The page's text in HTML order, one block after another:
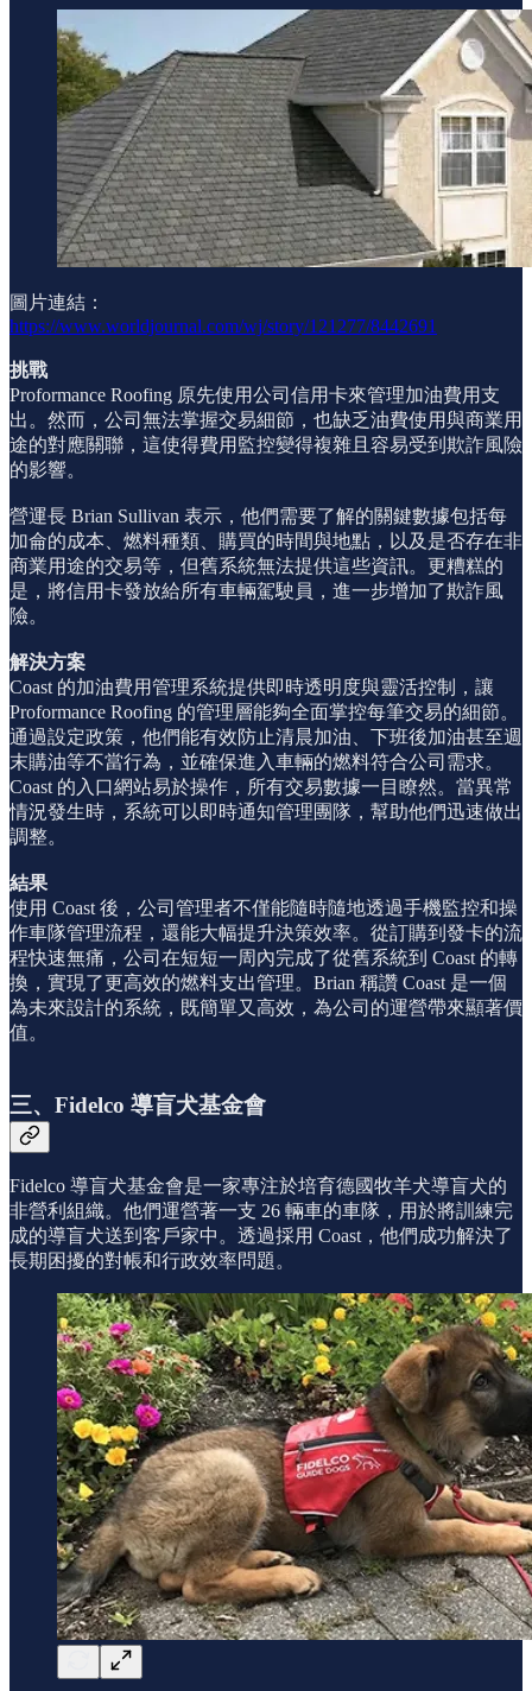
圖片連結：
https://www.worldjournal.com/wj/story/121277/8442691
挑戰
Proformance Roofing 原先使用公司信用卡來管理加油費用支
出。然而，公司無法掌握交易細節，也缺乏油費使用與商業用
途的對應關聯，這使得費用監控變得複雜且容易受到欺詐風險
的影響。
營運長 Brian Sullivan 表示，他們需要了解的關鍵數據包括每
加侖的成本、燃料種類、購買的時間與地點，以及是否存在非
商業用途的交易等，但舊系統無法提供這些資訊。更糟糕的
是，將信用卡發放給所有車輛駕駛員，進一步增加了欺詐風
險。
解決方案
Coast 的加油費用管理系統提供即時透明度與靈活控制，讓
Proformance Roofing 的管理層能夠全面掌控每筆交易的細節。
通過設定政策，他們能有效防止清晨加油、下班後加油甚至週
末購油等不當行為，並確保進入車輛的燃料符合公司需求。
Coast 的入口網站易於操作，所有交易數據一目瞭然。當異常
情況發生時，系統可以即時通知管理團隊，幫助他們迅速做出
調整。
結果
使用 Coast 後，公司管理者不僅能隨時隨地透過手機監控和操
作車隊管理流程，還能大幅提升決策效率。從訂購到發卡的流
程快速無痛，公司在短短一周內完成了從舊系統到 Coast 的轉
換，實現了更高效的燃料支出管理。Brian 稱讚 Coast 是一個
為未來設計的系統，既簡單又高效，為公司的運營帶來顯著價
值。
三、Fidelco 導盲犬基金會
Fidelco 導盲犬基金會是一家專注於培育德國牧羊犬導盲犬的
非營利組織。他們運營著一支 26 輛車的車隊，用於將訓練完
成的導盲犬送到客戶家中。透過採用 Coast，他們成功解決了
長期困擾的對帳和行政效率問題。